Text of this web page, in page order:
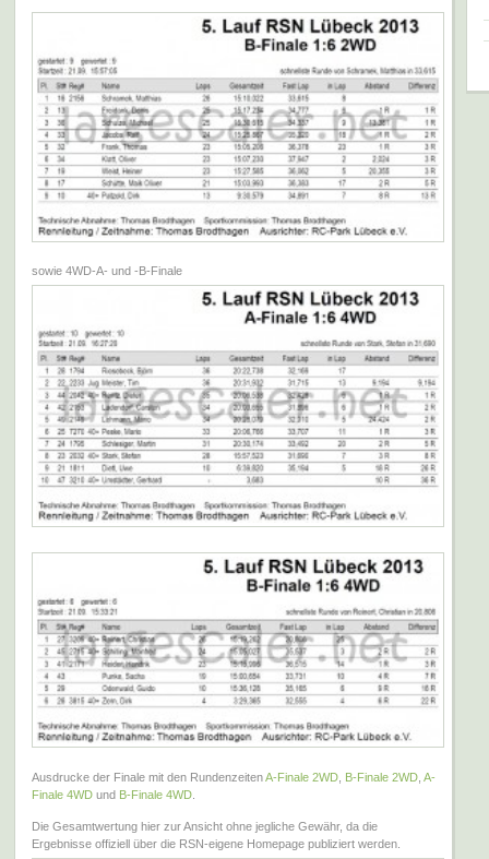
sowie 4WD-A- und -B-Finale
Ausdrucke der Finale mit den RundenzeitenA-Finale 2WD B-Finale 2WD A-
Finale 4WD und B-Finale 4WD
Die Gesamtwertung hier zur Ansicht ohne jegliche Gewähr, da die
Ergebnisse offiziell über die RSN-eigene Homepage publiziert werden.